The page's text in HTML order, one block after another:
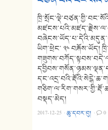
ཡིག་ཕྲེང་ ༣༤ བརྐོས་ཡོད།
བསྡད་མེད།
2017-12-25 ·ཆུ་དབར་བུ། · 0